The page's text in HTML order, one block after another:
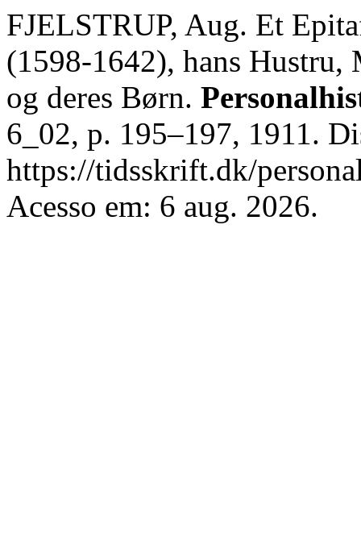
FJELSTRUP, Aug. Et
(1598-1642), hans
og deres Børn.
6_02, p. 195–197, 1911.
https://tidsskrift.dk/
Acesso em: 6 aug. 2026.